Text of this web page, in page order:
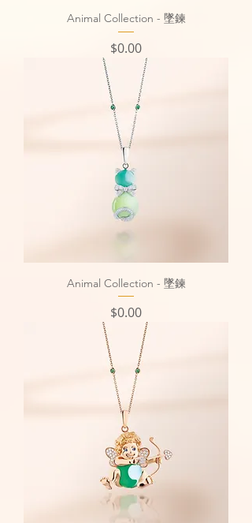
Animal Collection - 墜鍊
價格
$0.00
Animal Collection - 墜鍊
價格
$0.00